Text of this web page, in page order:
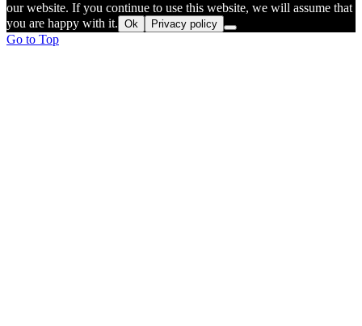
our website. If you continue to use this website, we will assume that
you are happy with it. Ok Privacy policy
Go to Top